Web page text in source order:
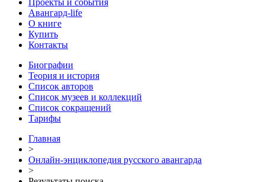
Проекты и события
Авангард-life
О книге
Купить
Контакты
Биографии
Теория и история
Список авторов
Список музеев и коллекций
Список сокращений
Тарифы
Главная
>
Онлайн-энциклопедия русского авангарда
>